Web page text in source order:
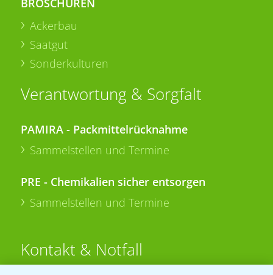
BROSCHÜREN
Ackerbau
Saatgut
Sonderkulturen
Verantwortung & Sorgfalt
PAMIRA - Packmittelrücknahme
Sammelstellen und Termine
PRE - Chemikalien sicher entsorgen
Sammelstellen und Termine
Kontakt & Notfall